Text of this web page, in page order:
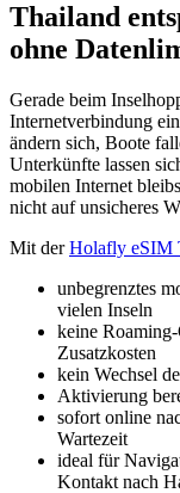
Thailand
ohne
Gerade beim
Internetverbindung
ändern sich, Boote
Unterkünfte lassen
mobilen Internet
nicht auf unsicheres
Mit derHolafly eSIM
unbegrenztes
vielen Inseln
keine
Zusatzkosten
kein Wechsel
Aktivierung
sofort online
Wartezeit
ideal für
Kontakt nach